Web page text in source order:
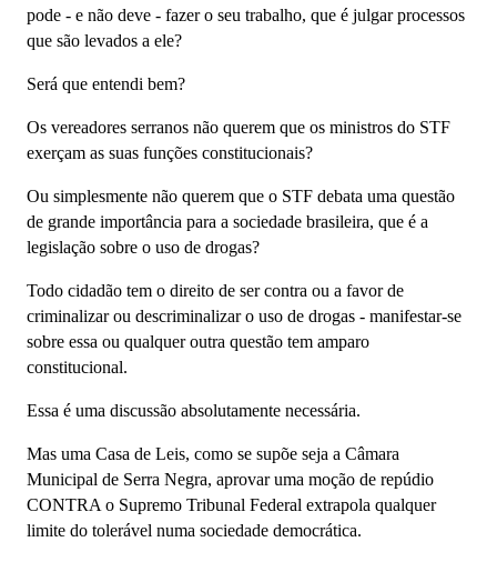
pode - e não deve - fazer o seu trabalho, que é julgar processos
que são levados a ele?
Será que entendi bem?
Os vereadores serranos não querem que os ministros do STF
exerçam as suas funções constitucionais?
Ou simplesmente não querem que o STF debata uma questão
de grande importância para a sociedade brasileira, que é a
legislação sobre o uso de drogas?
Todo cidadão tem o direito de ser contra ou a favor de
criminalizar ou descriminalizar o uso de drogas - manifestar-se
sobre essa ou qualquer outra questão tem amparo
constitucional.
Essa é uma discussão absolutamente necessária.
Mas uma Casa de Leis, como se supõe seja a Câmara
Municipal de Serra Negra, aprovar uma moção de repúdio
CONTRA o Supremo Tribunal Federal extrapola qualquer
limite do tolerável numa sociedade democrática.